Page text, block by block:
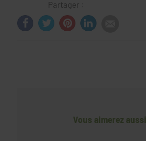
Partager :
Vous aimerez aussi